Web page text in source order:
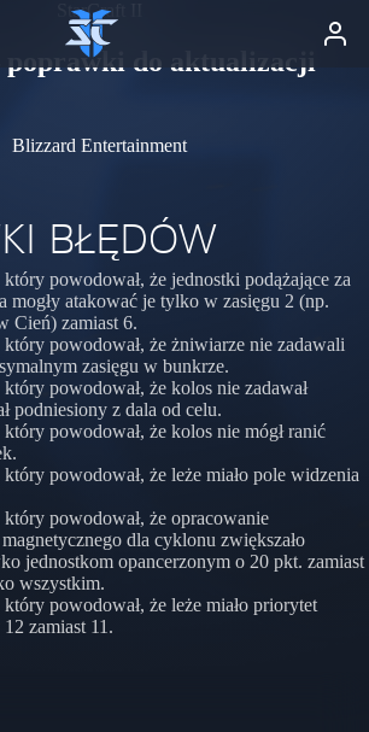
StarCraft II
do aktualizacji
Blizzard Entertainment
BŁĘDÓW
powodował, że jednostki podążające za
mogły atakować je tylko w zasięgu 2 (np.
Cień) zamiast 6.
który powodował, że żniwiarze nie zadawali
zasięgu w bunkrze.
powodował, że kolos nie zadawał
podniesiony z dala od celu.
powodował, że kolos nie mógł ranić
powodował, że leże miało pole widzenia
powodował, że opracowanie
dla cyklonu zwiększało
jednostkom opancerzonym o 20 pkt. zamiast
wszystkim.
powodował, że leże miało priorytet
zamiast 11.